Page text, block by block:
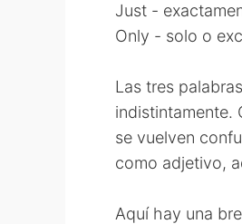
Just -
Only - solo o
Las tres
indistintamente.
se vuelven
como adjetivo,
Aquí hay una